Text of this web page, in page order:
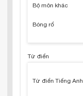
Bộ môn khác
Bóng rổ
Từ điển
Từ điển Tiếng Anh